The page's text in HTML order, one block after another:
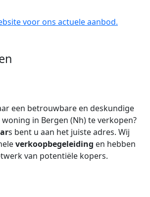
voor ons actuele aanbod.
een betrouwbare en deskundige
in Bergen (Nh) te verkopen?
s bent u aan het juiste adres. Wij
verkoopbegeleiding en hebben
van potentiële kopers.